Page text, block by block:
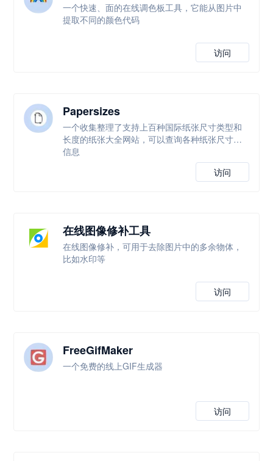
一个快速、面的在线调色板工具，它能从图片中
提取不同的颜色代码
访问
Papersizes
一个收集整理了支持上百种国际纸张尺寸类型和
长度的纸张大全网站，可以查询各种纸张尺寸等
信息
访问
在线图像修补工具
在线图像修补，可用于去除图片中的多余物体，
比如水印等
访问
FreeGifMaker
一个免费的线上GIF生成器
访问